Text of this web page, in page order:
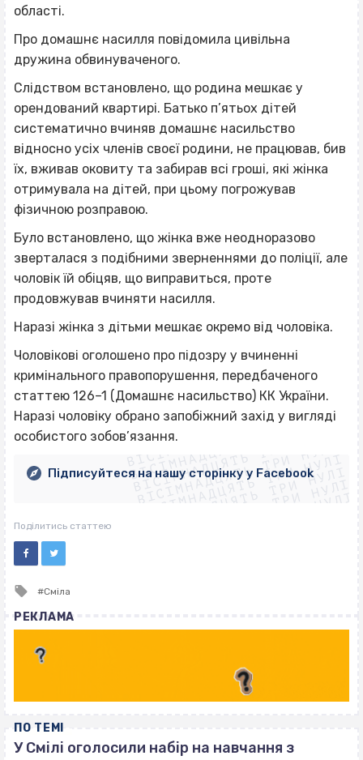
області.
Про домашнє насилля повідомила цивільна
дружина обвинуваченого.
Слідством встановлено, що родина мешкає у
орендований квартирі. Батько п’ятьох дітей
систематично вчиняв домашнє насильство
відносно усіх членів своєї родини, не працював, бив
їх, вживав оковиту та забирав всі гроші, які жінка
отримувала на дітей, при цьому погрожував
фізичною розправою.
Було встановлено, що жінка вже неодноразово
зверталася з подібними зверненнями до поліції, але
чоловік їй обіцяв, що виправиться, проте
продовжував вчиняти насилля.
Наразі жінка з дітьми мешкає окремо від чоловіка.
Чоловікові оголошено про підозру у вчиненні
кримінального правопорушення, передбаченого
статтею 126–1 (Домашнє насильство) КК України.
Наразі чоловіку обрано запобіжний захід у вигляді
особистого зобов’язання.ВІСІМНАДЦЯТЬ ТРИ НУЛІ
ВІСІМНАДЦЯТЬ ТРИ НУЛІ
ВІСІМНАДЦЯТЬ ТРИ НУЛІ
ВІСІМНАДЦЯТЬ ТРИ НУЛІ
ВІСІМНАДЦЯТЬ ТРИ НУЛІ
ВІСІМНАДЦЯТЬ ТРИ НУЛІ
ВІСІМНАДЦЯТЬ ТРИ НУЛІ
ВІСІМНАДЦЯТЬ ТРИ НУЛІ
Підписуйтеся на нашу сторінку у Facebook
Поділитись статтею
Tagged
Сміла
РЕКЛАМА
ПО ТЕМІ
У Смілі оголосили набір на навчання з